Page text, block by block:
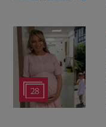
28